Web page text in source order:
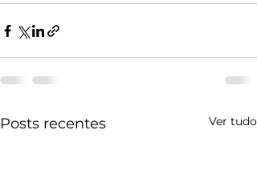
Posts recentes Ver tudo